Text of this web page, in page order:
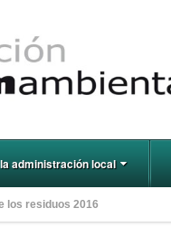
administración local
los residuos 2016